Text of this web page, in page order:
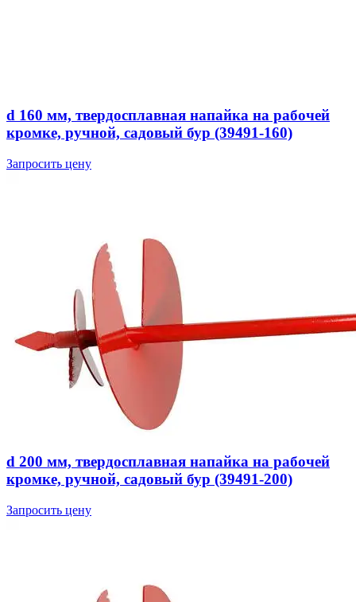
d 160 мм, твердосплавная напайка на рабочей
кромке, ручной, садовый бур (39491-160)
Запросить цену
d 200 мм, твердосплавная напайка на рабочей
кромке, ручной, садовый бур (39491-200)
Запросить цену